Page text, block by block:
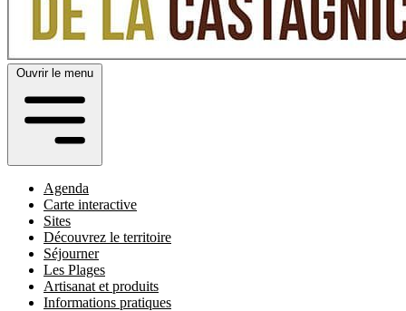
Ouvrir le menu
Agenda
Carte interactive
Sites
Découvrez le territoire
Séjourner
Les Plages
Artisanat et produits
Informations pratiques